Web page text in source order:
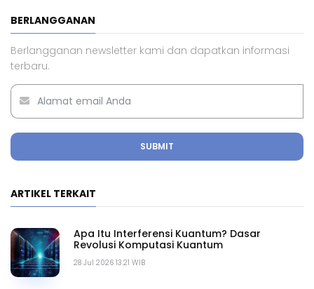
BERLANGGANAN
Berlangganan newsletter kami dan dapatkan informasi
terbaru.
SUBMIT
ARTIKEL TERKAIT
28 Jul 2026 13.21 WIB
Apa Itu Interferensi Kuantum? Dasar
Revolusi Komputasi Kuantum